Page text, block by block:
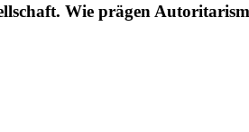
Wie prägen